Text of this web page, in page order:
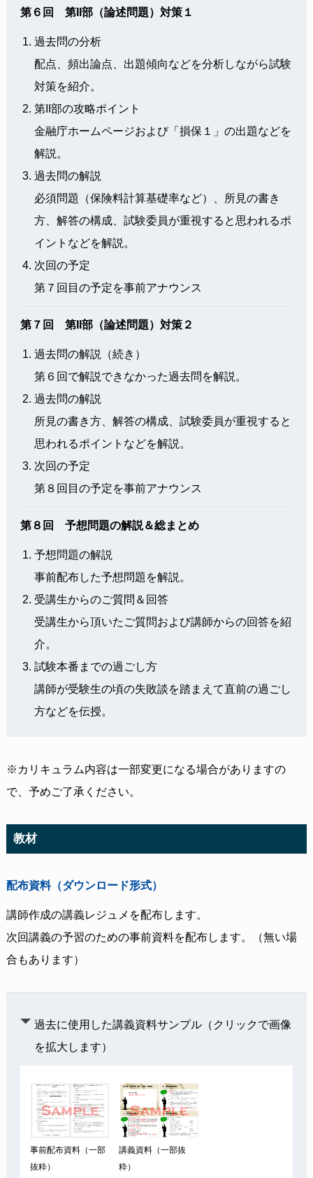
第６回 第II部（論述問題）対策１
過去問の分析
配点、頻出論点、出題傾向などを分析しながら試験
対策を紹介。
第II部の攻略ポイント
金融庁ホームページおよび「損保１」の出題などを
解説。
過去問の解説
必須問題（保険料計算基礎率など）、所見の書き
方、解答の構成、試験委員が重視すると思われるポ
イントなどを解説。
次回の予定
第７回目の予定を事前アナウンス
第７回 第II部（論述問題）対策２
過去問の解説（続き）
第６回で解説できなかった過去問を解説。
過去問の解説
所見の書き方、解答の構成、試験委員が重視すると
思われるポイントなどを解説。
次回の予定
第８回目の予定を事前アナウンス
第８回 予想問題の解説＆総まとめ
予想問題の解説
事前配布した予想問題を解説。
受講生からのご質問＆回答
受講生から頂いたご質問および講師からの回答を紹
介。
試験本番までの過ごし方
講師が受験生の頃の失敗談を踏まえて直前の過ごし
方などを伝授。
※カリキュラム内容は一部変更になる場合がありますの
で、予めご了承ください。
教材
配布資料（ダウンロード形式）
講師作成の講義レジュメを配布します。
次回講義の予習のための事前資料を配布します。（無い場
合もあります）
過去に使用した講義資料サンプル（クリックで画像
を拡大します）
事前配布資料（一部
抜粋）
講義資料（一部抜
粋）